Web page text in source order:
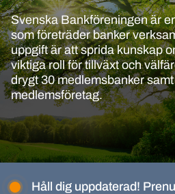
Svenska Bankföreningen är
som företräder banker
uppgift är att sprida kunskap
viktiga roll för tillväxt och
drygt 30 medlemsbanker
medlemsföretag.
Håll dig uppdaterad!